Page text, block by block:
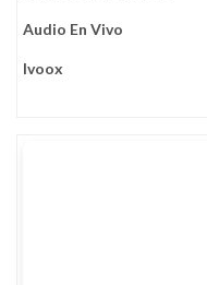
Audio En Vivo
Ivoox